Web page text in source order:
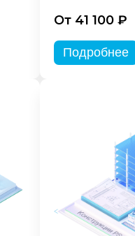
От 41 100 ₽
Подробнее